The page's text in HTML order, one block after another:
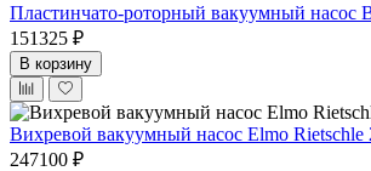
Пластинчато-роторный вакуумный насос
151325 ₽
В корзину
Вихревой вакуумный насос Elmo
247100 ₽